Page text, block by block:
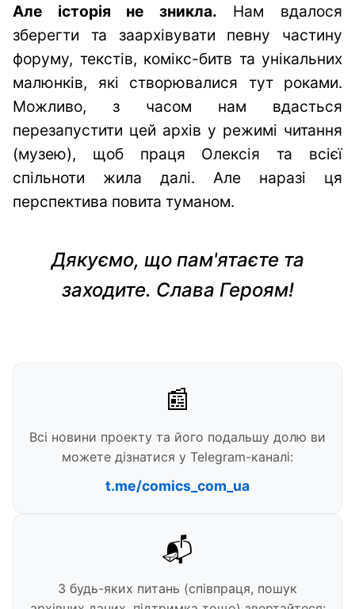
Але історія не зникла. Нам вдалося
зберегти та заархівувати певну частину
форуму, текстів, комікс-битв та унікальних
малюнків, які створювалися тут роками.
Можливо, з часом нам вдасться
перезапустити цей архів у режимі читання
(музею), щоб праця Олексія та всієї
спільноти жила далі. Але наразі ця
перспектива повита туманом.
Дякуємо, що пам'ятаєте та
заходите. Слава Героям!
📰
Всі новини проекту та його подальшу долю ви
можете дізнатися у Telegram-каналі:
t.me/comics_com_ua
📬
З будь-яких питань (співпраця, пошук